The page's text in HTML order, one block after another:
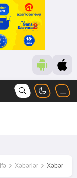
Xəbərlər Xəbər